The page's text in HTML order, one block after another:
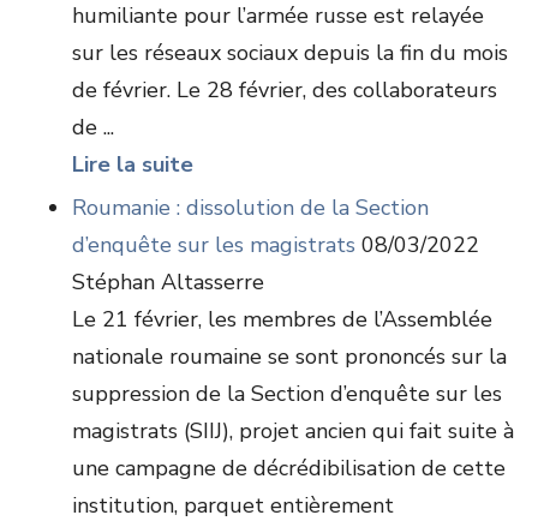
humiliante pour l’armée russe est relayée
sur les réseaux sociaux depuis la fin du mois
de février. Le 28 février, des collaborateurs
de ...
Lire la suite
Roumanie : dissolution de la Section
d’enquête sur les magistrats 08/03/2022
Stéphan Altasserre
Le 21 février, les membres de l’Assemblée
nationale roumaine se sont prononcés sur la
suppression de la Section d’enquête sur les
magistrats (SIIJ), projet ancien qui fait suite à
une campagne de décrédibilisation de cette
institution, parquet entièrement